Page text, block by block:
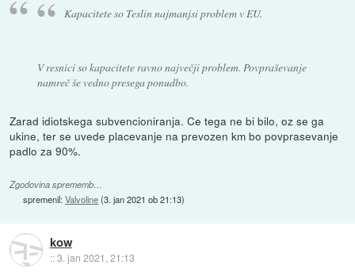
Kapacitete so Teslin najmanjsi problem v EU.
V resnici so kapacitete ravno največji problem. Povpraševanje
namreč še vedno presega ponudbo.
Zarad idiotskega subvencioniranja. Ce tega ne bi bilo, oz se ga
ukine, ter se uvede placevanje na prevozen km bo povprasevanje
padlo za 90%.
Zgodovina sprememb…
spremenil:Valvoline(3. jan 2021 ob 21:13)
kow
::3. jan 2021, 21:13